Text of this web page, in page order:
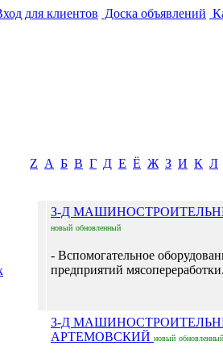
для клиентов Доска объявлений
Z А Б В Г Д Е Ё Ж З И К Л
З-Д
новый обновленный
- Вспомогательное
предприятий
З-Д
АРТЕМОВСКИЙ новый обновленный